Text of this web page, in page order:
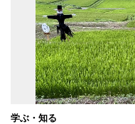
学ぶ・知る